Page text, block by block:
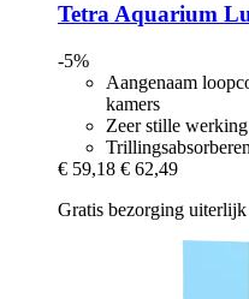
TetraAquarium
-5%
Aangenaam
kamers
Zeer stille
€ 59,18 € 62,49
Gratis bezorging uiterlijk